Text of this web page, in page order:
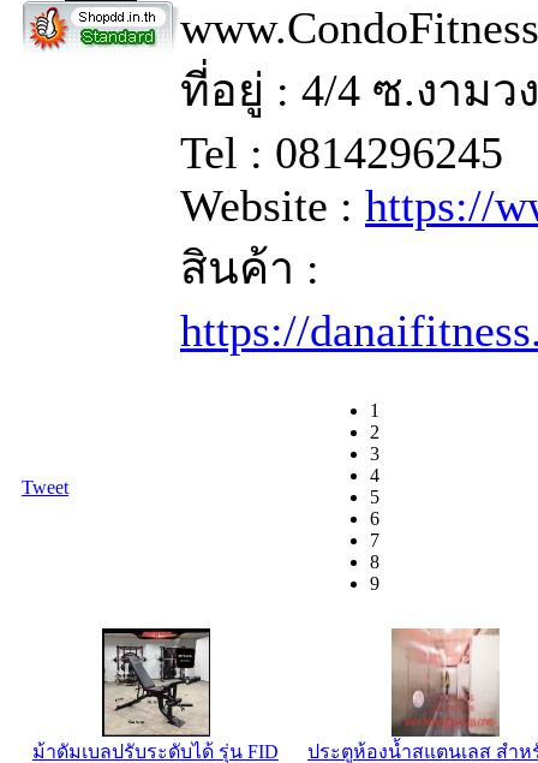
ที่อยู่ : 4/4 ซ.งามว
Tel : 0814296245
Website : https://
สินค้า :
https://
Tweet
1
2
3
4
5
6
7
8
9
ม้าดัมเบลปรับระดับได้ รุ่น FID
ประตูห้องน้ำสแตนเลส สำห